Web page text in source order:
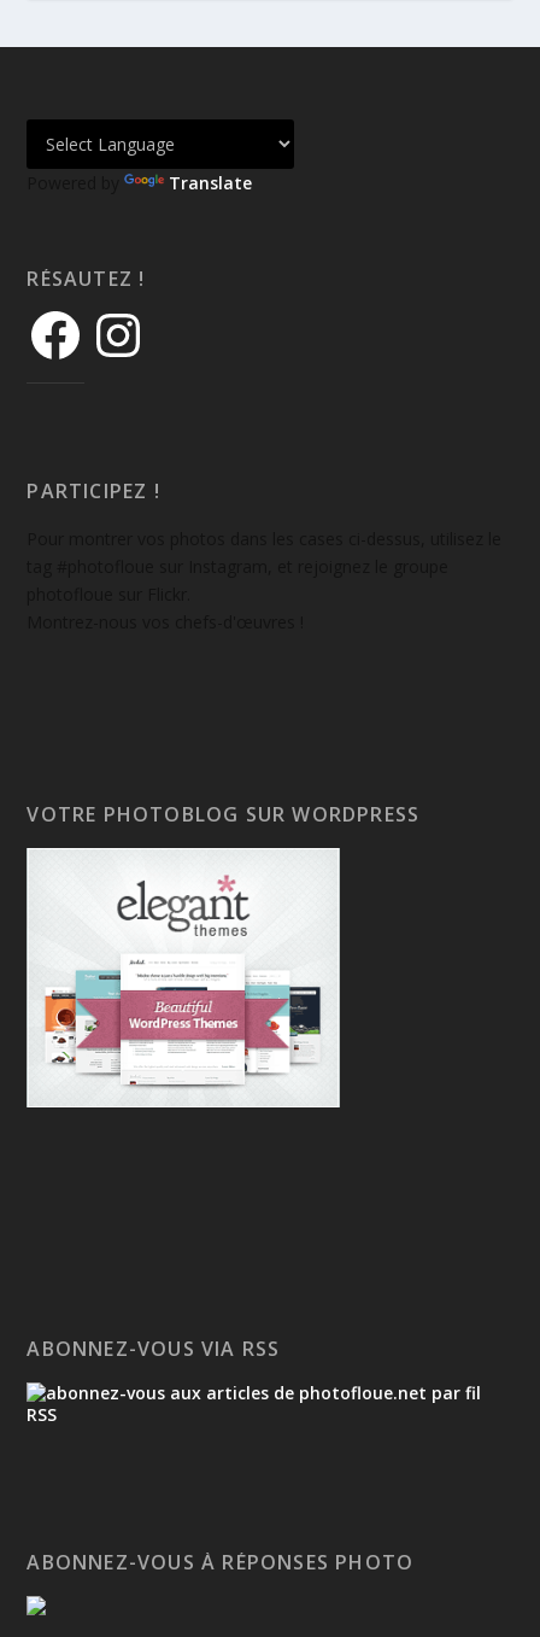
Powered by Translate
RÉSAUTEZ !
PARTICIPEZ !
VOTRE PHOTOBLOG SUR WORDPRESS
ABONNEZ-VOUS VIA RSS
ABONNEZ-VOUS À RÉPONSES PHOTO